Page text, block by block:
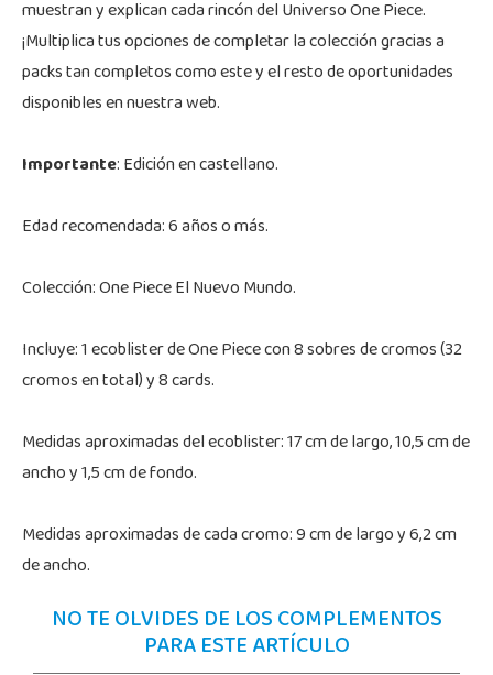
muestran y explican cada rincón del Universo One Piece.
¡Multiplica tus opciones de completar la colección gracias a
packs tan completos como este y el resto de oportunidades
disponibles en nuestra web.
Importante: Edición en castellano.
Edad recomendada: 6 años o más.
Colección: One Piece El Nuevo Mundo.
Incluye: 1 ecoblister de One Piece con 8 sobres de cromos (32
cromos en total) y 8 cards.
Medidas aproximadas del ecoblister: 17 cm de largo, 10,5 cm de
ancho y 1,5 cm de fondo.
Medidas aproximadas de cada cromo: 9 cm de largo y 6,2 cm
de ancho.
NO TE OLVIDES DE LOS COMPLEMENTOS
PARA ESTE ARTÍCULO